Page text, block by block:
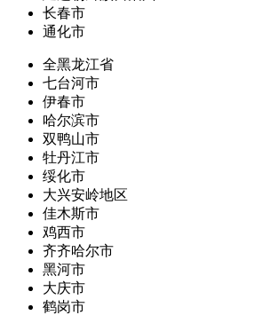
长春市
通化市
全黑龙江省
七台河市
伊春市
哈尔滨市
双鸭山市
牡丹江市
绥化市
大兴安岭地区
佳木斯市
鸡西市
齐齐哈尔市
黑河市
大庆市
鹤岗市